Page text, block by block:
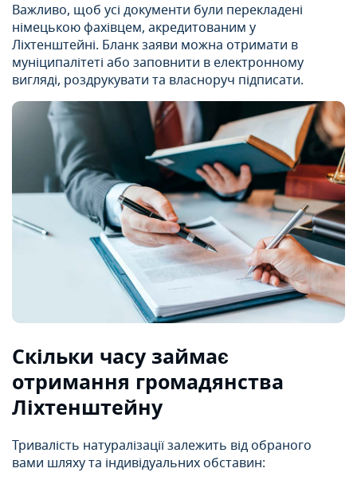
Важливо, щоб усі документи були перекладені
німецькою фахівцем, акредитованим у
Ліхтенштейні. Бланк заяви можна отримати в
муніципалітеті або заповнити в електронному
вигляді, роздрукувати та власноруч підписати.
Скільки часу займає
отримання громадянства
Ліхтенштейну
Тривалість натуралізації залежить від обраного
вами шляху та індивідуальних обставин: